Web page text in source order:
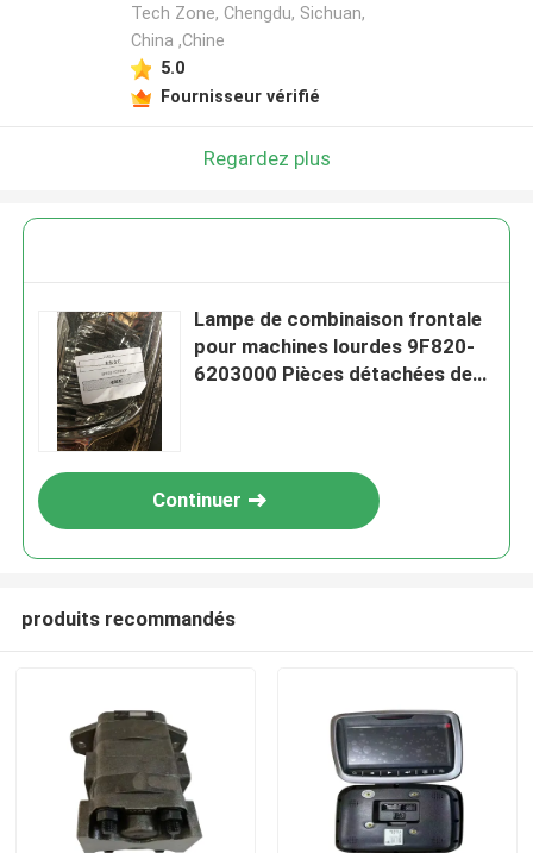
Tech Zone, Chengdu, Sichuan,
China ,Chine
5.0
Fournisseur vérifié
Regardez plus
Lampe de combinaison frontale
pour machines lourdes 9F820-
6203000 Pièces détachées de
Continuer
produits recommandés